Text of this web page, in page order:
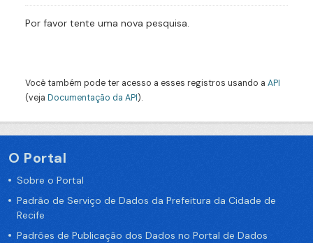
Por favor tente uma nova pesquisa.
Você também pode ter acesso a esses registros usando a API
(veja Documentação da API).
O Portal
Sobre o Portal
Padrão de Serviço de Dados da Prefeitura da Cidade de
Recife
Padrões de Publicação dos Dados no Portal de Dados